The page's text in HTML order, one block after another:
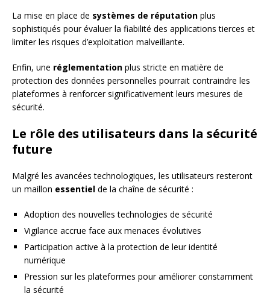
La mise en place de systèmes de réputation plus
sophistiqués pour évaluer la fiabilité des applications tierces et
limiter les risques d’exploitation malveillante.
Enfin, une réglementation plus stricte en matière de
protection des données personnelles pourrait contraindre les
plateformes à renforcer significativement leurs mesures de
sécurité.
Le rôle des utilisateurs dans la sécurité
future
Malgré les avancées technologiques, les utilisateurs resteront
un maillon essentiel de la chaîne de sécurité :
Adoption des nouvelles technologies de sécurité
Vigilance accrue face aux menaces évolutives
Participation active à la protection de leur identité
numérique
Pression sur les plateformes pour améliorer constamment
la sécurité